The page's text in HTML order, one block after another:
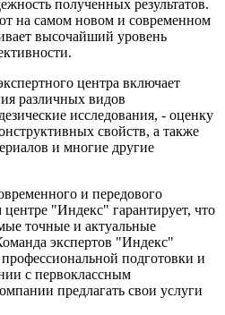
полученных результатов.
на самом новом и современном
высочайший уровень
центра включает
различных видов
исследования, - оценку
свойств, а также
и многие другие
и передового
"Индекс" гарантирует, что
точные и актуальные
экспертов "Индекс"
подготовки и
с первоклассным
предлагать свои услуги